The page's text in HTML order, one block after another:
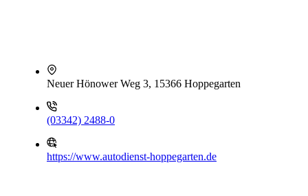
Neuer Hönower Weg 3, 15366 Hoppegarten
(03342) 2488-0
https://www.autodienst-hoppegarten.de